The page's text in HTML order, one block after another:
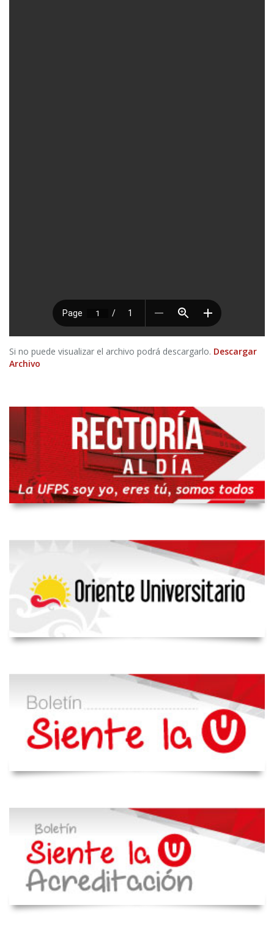
Si no puede visualizar el archivo podrá descargarlo. Descargar
Archivo